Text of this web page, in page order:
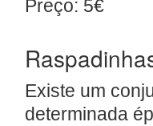
Preço: 5€
Existe um
determinada